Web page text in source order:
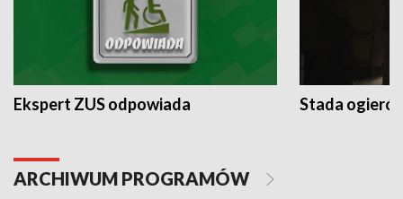
Ekspert ZUS odpowiada Stada
ARCHIWUM PROGRAMÓW